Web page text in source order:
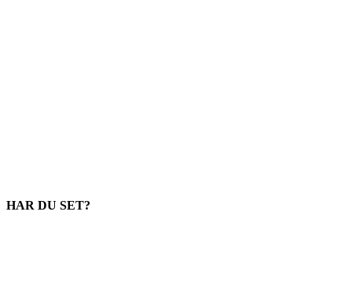
HAR DU SET?